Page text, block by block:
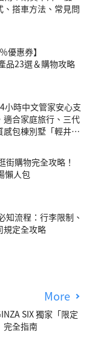
搭車方法、常見問
優惠券】
品23選＆購物攻略
小時中文管家安心支
合家庭旅行、三代
包棟別墅「輕井澤
街購物完全攻略！
懶人包
知流程：行李限制、
規定全攻略
More
SIX 獨家「限定
完全指南